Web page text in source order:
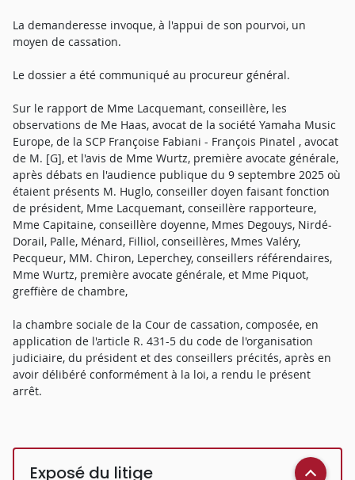
La demanderesse invoque, à l'appui de son pourvoi, un
moyen de cassation.
Le dossier a été communiqué au procureur général.
Sur le rapport de Mme Lacquemant, conseillère, les
observations de Me Haas, avocat de la société Yamaha Music
Europe, de la SCP Françoise Fabiani - François Pinatel , avocat
de M. [G], et l'avis de Mme Wurtz, première avocate générale,
après débats en l'audience publique du 9 septembre 2025 où
étaient présents M. Huglo, conseiller doyen faisant fonction
de président, Mme Lacquemant, conseillère rapporteure,
Mme Capitaine, conseillère doyenne, Mmes Degouys, Nirdé-
Dorail, Palle, Ménard, Filliol, conseillères, Mmes Valéry,
Pecqueur, MM. Chiron, Leperchey, conseillers référendaires,
Mme Wurtz, première avocate générale, et Mme Piquot,
greffière de chambre,
la chambre sociale de la Cour de cassation, composée, en
application de l'article R. 431-5 du code de l'organisation
judiciaire, du président et des conseillers précités, après en
avoir délibéré conformément à la loi, a rendu le présent
arrêt.
Exposé du litige